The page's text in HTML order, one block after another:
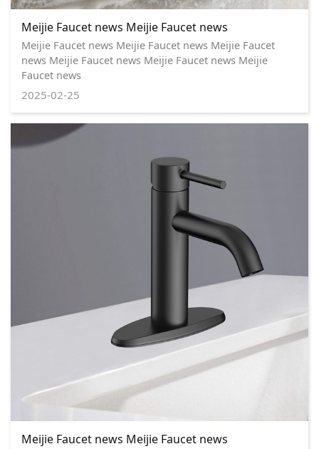
Meijie Faucet news Meijie Faucet news
Meijie Faucet news Meijie Faucet news Meijie Faucet
news Meijie Faucet news Meijie Faucet news Meijie
Faucet news
2025-02-25
Meijie Faucet news Meijie Faucet news